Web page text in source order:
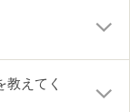
教えてく